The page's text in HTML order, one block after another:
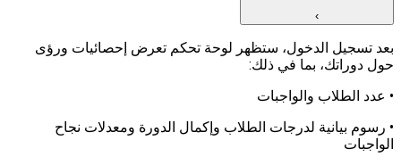
›
بعد تسجيل الدخول، ستظهر لوحة تحكم تعرض إحصائيات ورؤى
حول دوراتك، بما في ذلك:
• عدد الطلاب والواجبات
• رسوم بيانية لدرجات الطلاب وإكمال الدورة ومعدلات نجاح
الواجبات